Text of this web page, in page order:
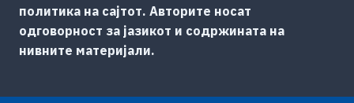
политика на сајтот. Авторите носат
одговорност за јазикот и содржината на
нивните материјали.